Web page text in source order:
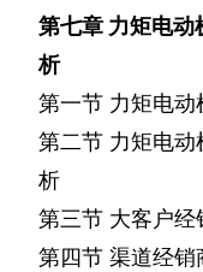
第七章 力矩电动
析
第一节 力矩电动
第二节 力矩电动
析
第三节 大客户经
第四节 渠道经销